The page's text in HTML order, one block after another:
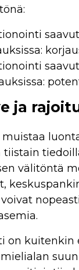
ja
tiistain
välitöntä
on